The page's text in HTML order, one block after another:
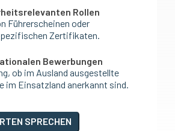
Rollen
Führerscheinen oder
Zertifikaten.
Bewerbungen
ob im Ausland ausgestellte
im Einsatzland anerkannt sind.
SPRECHEN